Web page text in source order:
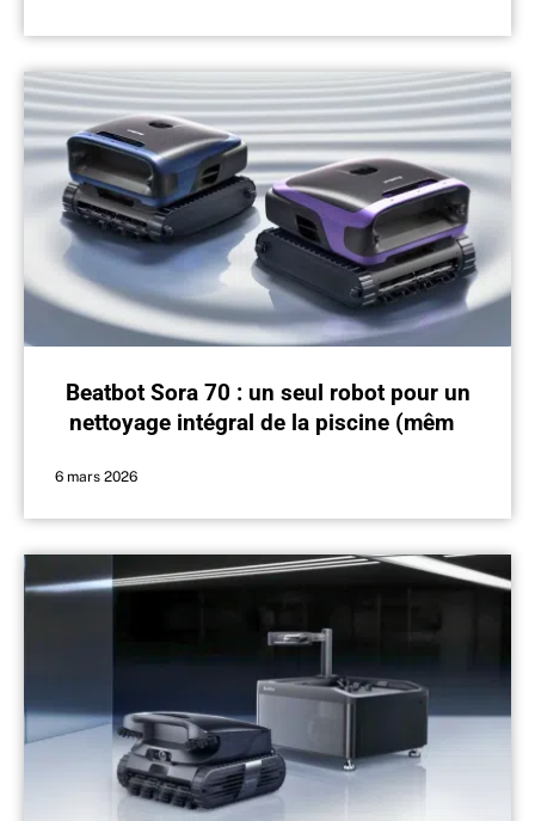
Beatbot Sora 70 : un seul robot pour un
nettoyage intégral de la piscine (même
6 mars 2026